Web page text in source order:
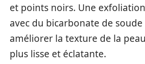
et points noirs. Une
avec du bicarbonate de
améliorer la texture de la
plus lisse et éclatante.